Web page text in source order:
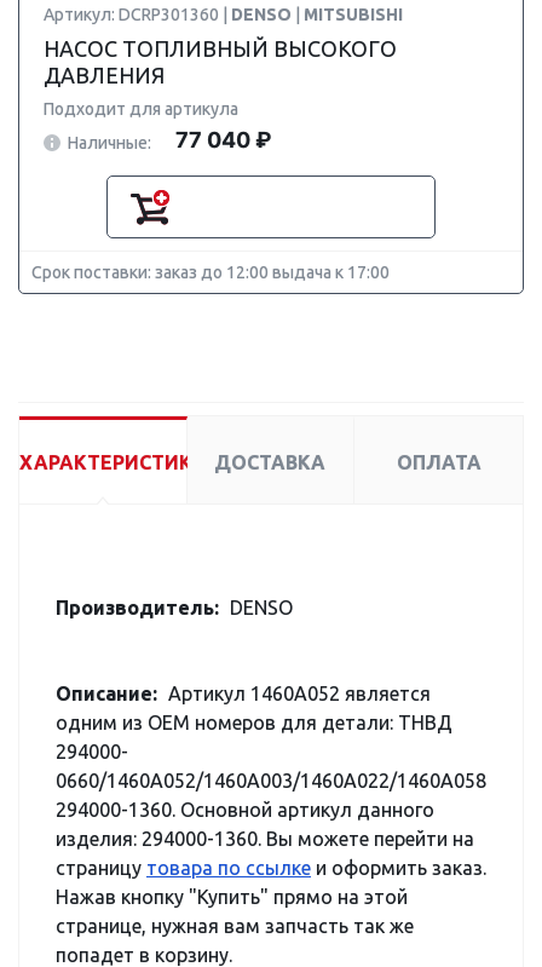
Артикул: DCRP301360 | DENSO MITSUBISHI
НАСОС ТОПЛИВНЫЙ ВЫСОКОГО
ДАВЛЕНИЯ
Подходит для артикула
Наличные:
77 040 ₽
Срок поставки: заказ до 12:00 выдача к 17:00
ХАРАКТЕРИСТИКИ ДОСТАВКА ОПЛАТА
Производитель: DENSO
Описание: Артикул 1460A052 является
одним из OEM номеров для детали: ТНВД
294000-
0660/1460A052/1460A003/1460A022/1460A058
294000-1360. Основной артикул данного
изделия: 294000-1360. Вы можете перейти на
страницу товара по ссылке и оформить заказ.
Нажав кнопку "Купить" прямо на этой
странице, нужная вам запчасть так же
попадет в корзину.